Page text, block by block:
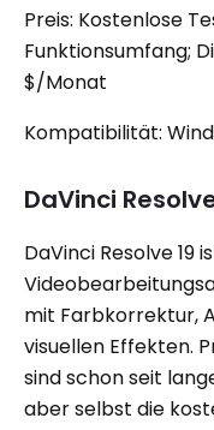
Preis: Kostenlose
Funktionsumfang;
$/Monat
Kompatibilität:
DaVinci
DaVinci Resolve 19
mit Farbkorrektur,
visuellen Effekten.
sind schon seit
aber selbst die